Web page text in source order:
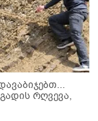
რღვევა,